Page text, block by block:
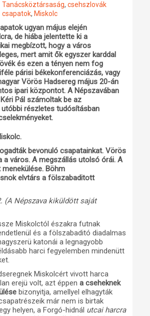
Műhelymunkák
Tanácsköztársaság, csehszlovák
csapatok, Miskolc
ugyan május elején
de hiába jelentette ki a
megbízott, hogy a város
mert amit ők egyszer karddal
és ezen a tényen nem fog
párisi békekonferenciázás, vagy
Vörös Hadsereg május 20-án
ipari központot. A Népszavában
Pál számoltak be az
részletes tudósításban
bevonuló csapatainkat. Vörös
a város. A megszállás utolsó órái. A
Böhm
elvtárs a fölszabaditott
(A Népszava kiküldött saját
Miskolctól északra futnak
és a fölszabaditó diadalmas
katonái a legnagyobb
harci fegyelemben mindenütt
Miskolcért vivott harca
erejü volt, azt éppen a cseheknek
bizonyitja, amellyel elhagyták
már nem is birtak
helyen, a Forgó-hidnál utcai harcra